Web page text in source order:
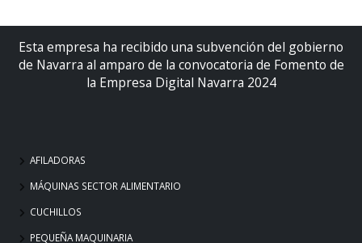
Esta empresa ha recibido una subvención del gobierno
de Navarra al amparo de la convocatoria de Fomento de
la Empresa Digital Navarra 2024
AFILADORAS
MÁQUINAS SECTOR ALIMENTARIO
CUCHILLOS
PEQUEÑA MAQUINARIA